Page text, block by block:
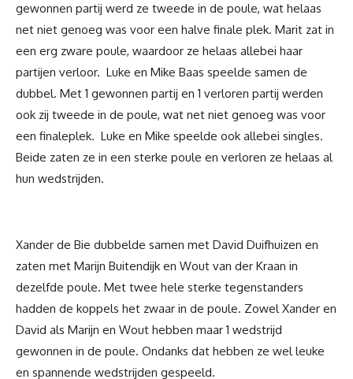
gewonnen partij werd ze tweede in de poule, wat helaas
net niet genoeg was voor een halve finale plek. Marit zat in
een erg zware poule, waardoor ze helaas allebei haar
partijen verloor. Luke en Mike Baas speelde samen de
dubbel. Met 1 gewonnen partij en 1 verloren partij werden
ook zij tweede in de poule, wat net niet genoeg was voor
een finaleplek. Luke en Mike speelde ook allebei singles.
Beide zaten ze in een sterke poule en verloren ze helaas al
hun wedstrijden.
Xander de Bie dubbelde samen met David Duifhuizen en
zaten met Marijn Buitendijk en Wout van der Kraan in
dezelfde poule. Met twee hele sterke tegenstanders
hadden de koppels het zwaar in de poule. Zowel Xander en
David als Marijn en Wout hebben maar 1 wedstrijd
gewonnen in de poule. Ondanks dat hebben ze wel leuke
en spannende wedstrijden gespeeld.